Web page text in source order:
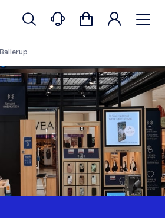
Ballerup